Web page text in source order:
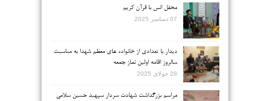
محفل انس با قرآن کریم
07 دسامبر 2025
دیدار با تعدادی از خانواده های معظم شهدا به مناسبت
سالروز اقامه اولین نماز جمعه
28 جولای 2025
مراسم بزرگداشت شهادت سردار سپهبد حسین سلامی